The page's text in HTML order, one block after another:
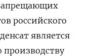
​российского
является